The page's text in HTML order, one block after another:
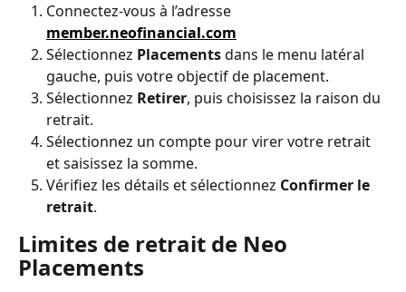
Connectez-vous à l’adresse
member.neofinancial.com
Sélectionnez Placements dans le menu latéral
gauche, puis votre objectif de placement.
Sélectionnez Retirer, puis choisissez la raison du
retrait.
Sélectionnez un compte pour virer votre retrait
et saisissez la somme.
Vérifiez les détails et sélectionnez Confirmer le
retrait.
Limites de retrait de Neo
Placements